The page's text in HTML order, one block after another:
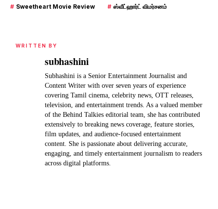
# Sweetheart Movie Review # ஸ்வீட்ஹார்ட் விமர்சனம்
WRITTEN BY
subhashini
Subhashini is a Senior Entertainment Journalist and
Content Writer with over seven years of experience
covering Tamil cinema, celebrity news, OTT releases,
television, and entertainment trends. As a valued member
of the Behind Talkies editorial team, she has contributed
extensively to breaking news coverage, feature stories,
film updates, and audience-focused entertainment
content. She is passionate about delivering accurate,
engaging, and timely entertainment journalism to readers
across digital platforms.